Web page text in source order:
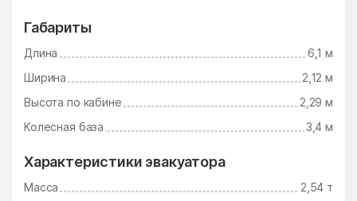
Габариты
Длина
6,1 м
Ширина
2,12 м
Высота по кабине
2,29 м
Колесная база
3,4 м
Характеристики эвакуатора
Масса
2,54 т
Ягунино
Ямкино